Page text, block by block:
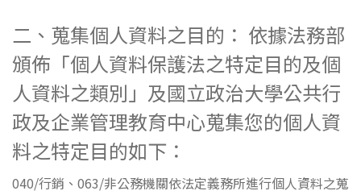
二、蒐集個人資料之目的： 依據法務部
頒佈「個人資料保護法之特定目的及個
人資料之類別」及國立政治大學公共行
政及企業管理教育中心蒐集您的個人資
料之特定目的如下：
040/行銷、063/非公務機關依法定義務所進行個人資料之蒐